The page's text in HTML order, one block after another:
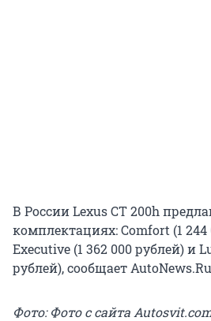
В России Lexus CT 200h
комплектациях: Comfort (1 244
Executive (1 362 000 рублей) и
рублей), сообщает
Фото: Фото с сайта